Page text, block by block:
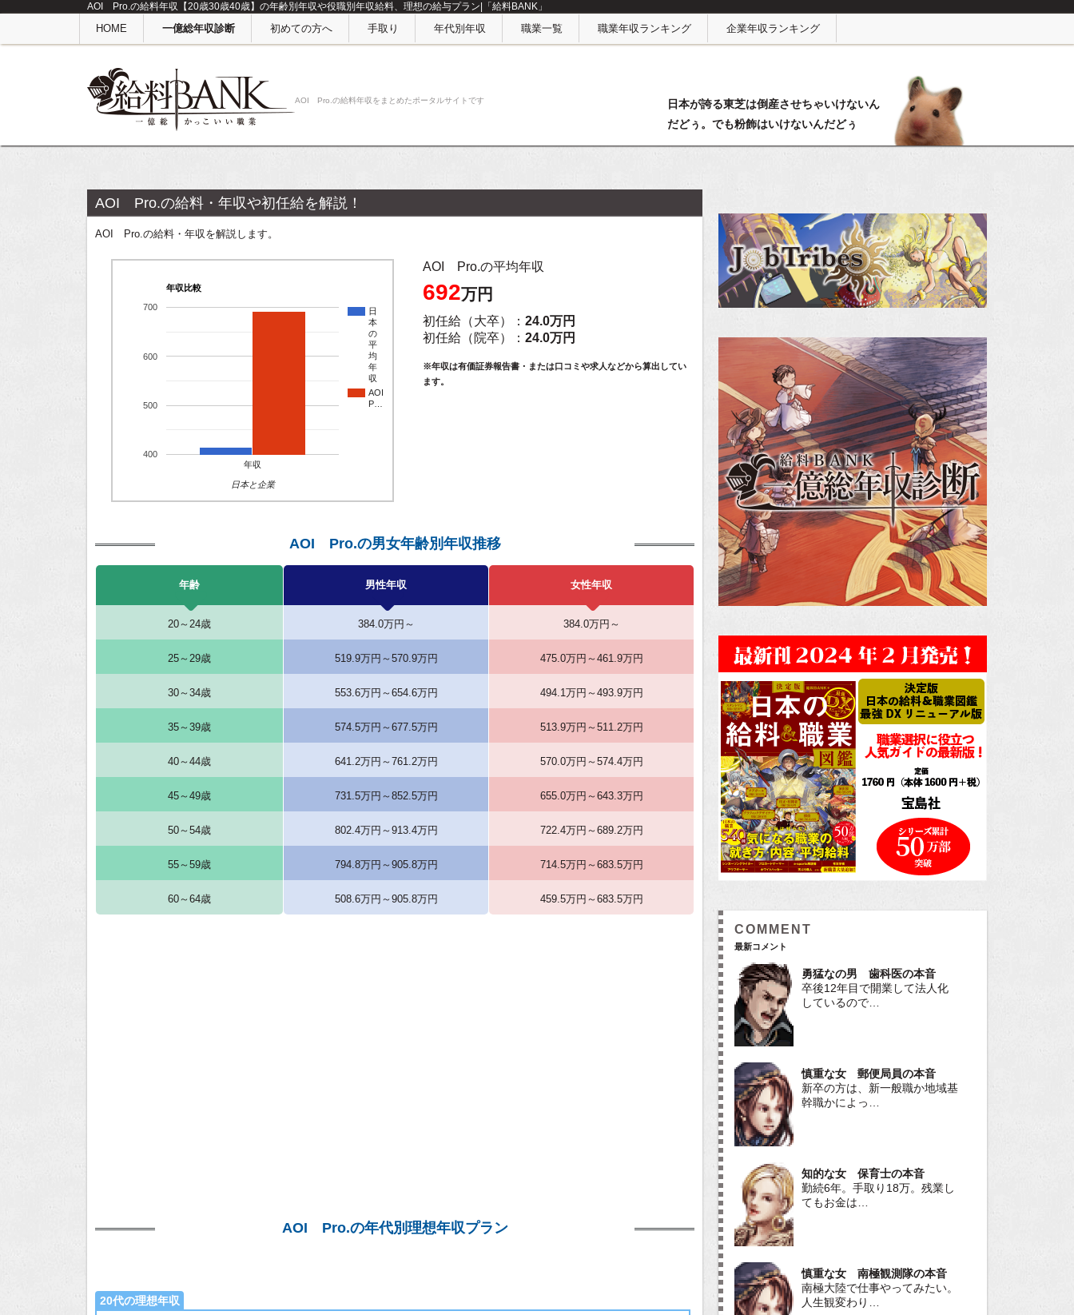
AOI Pro.の給料年収【20歳30歳40歳】の年齢別年収や役職別年収給料、理想の給与プラン|「給料BANK」
HOME 一億総年収診断 初めての方へ 手取り 年代別年収 職業一覧 職業年収ランキング 企業年収ランキング
AOI Pro.の給料年収をまとめたポータルサイトです
日本が誇る東芝は倒産させちゃいけないん
だどぅ。でも粉飾はいけないんだどぅ
AOI Pro.の給料・年収や初任給を解説！
AOI Pro.の給料・年収を解説します。
年収比較
日
本
の
平
均
年
収
AOI
P…
年収
400
500
600
700
日本と企業
AOI Pro.の平均年収
692万円
初任給（大卒）： 24.0万円
初任給（院卒）： 24.0万円
※年収は有価証券報告書・または口コミや求人などから算出してい
ます。
AOI Pro.の男女年齢別年収推移
年齢 男性年収 女性年収
20～24歳 384.0万円～ 384.0万円～
25～29歳 519.9万円～570.9万円 475.0万円～461.9万円
30～34歳 553.6万円～654.6万円 494.1万円～493.9万円
35～39歳 574.5万円～677.5万円 513.9万円～511.2万円
40～44歳 641.2万円～761.2万円 570.0万円～574.4万円
45～49歳 731.5万円～852.5万円 655.0万円～643.3万円
50～54歳 802.4万円～913.4万円 722.4万円～689.2万円
55～59歳 794.8万円～905.8万円 714.5万円～683.5万円
60～64歳 508.6万円～905.8万円 459.5万円～683.5万円
AOI Pro.の年代別理想年収プラン
20代の理想年収
COMMENT
最新コメント
勇猛なの男 歯科医の本音
卒後12年目で開業して法人化
しているので…
慎重な女 郵便局員の本音
新卒の方は、新一般職か地域基
幹職かによっ…
知的な女 保育士の本音
勤続6年。手取り18万。残業し
てもお金は…
慎重な女 南極観測隊の本音
南極大陸で仕事やってみたい。
人生観変わり…